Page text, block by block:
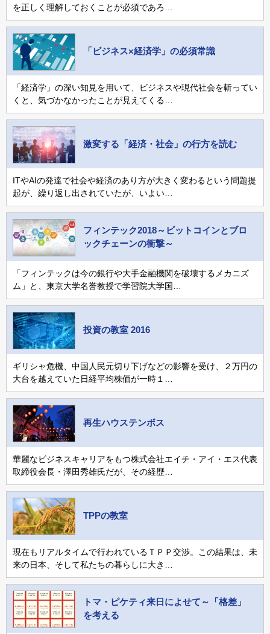
を正しく理解しておくことが必須であろ…
「ビジネス×経済学」の必須常識
「経済学」の深い知見を用いて、ビジネスや現代社会を斬ってい
くと、気づかなかったことが見えてくる…
激変する「経済・社会」の行方を読む
ITやAIの発達で社会や経済のあり方が大きく変わるという問題提
起が、繰り返し出されていたが、いよい…
フィンテック2018～ビットコインとブロ
ックチェーンの衝撃～
「フィンテックは今の銀行や大手金融機関を破壊するメカニズ
ム」と、東京大学名誉教授で学習院大学国…
投資の教室 2016
ギリシャ危機、中国人民元切り下げなどの影響を受け、２万円の
大台を越えていた日経平均株価が一時１…
再生ハウステンボス
華麗なビジネスキャリアをもつ株式会社エイチ・アイ・エス代表
取締役会長・澤田秀雄氏だが、その経歴…
TPPの教室
現在もリアルタイムで行われているＴＰＰ交渉。この結果は、未
来の日本、そして私たちの暮らしに大き…
トマ・ピケティ来日によせて～「格差」
を考える